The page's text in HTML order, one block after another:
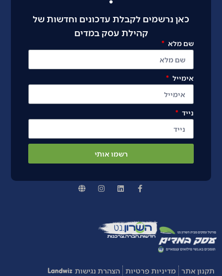
כאן נרשמים לקבלת עדכונים וחדשות של
קהילת עסק במדים
שם מלא
אימייל
נייד
רשמו אותי
תקנון אתר מדיניות פרטיות הצהרת נגישות